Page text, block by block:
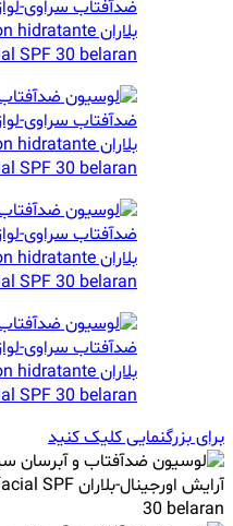
برای بزرگنمایی کلیک کنید